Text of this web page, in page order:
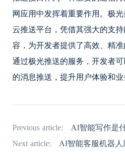
网应用中发挥着重要作用。极
云推送平台，凭借其强大的支
容，为开发者提供了高效、精准
通过极光推送的服务，开发者
的消息推送，提升用户体验和业
Previous article:
AI智能写作是
Next article:
AI智能客服机器人